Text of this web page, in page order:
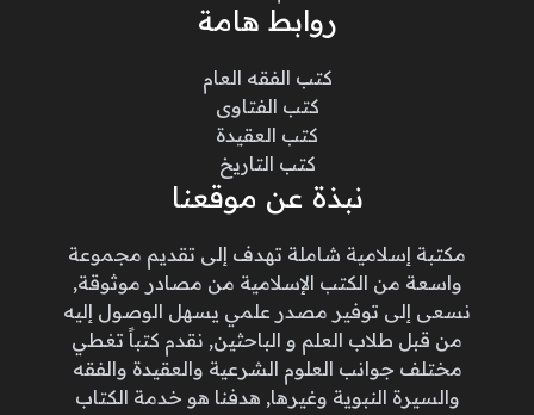
روابط هامة
كتب الفقه العام
كتب الفتاوى
كتب العقيدة
كتب التاريخ
نبذة عن موقعنا
مكتبة إسلامية شاملة تهدف إلى تقديم مجموعة
واسعة من الكتب الإسلامية من مصادر موثوقة,
نسعى إلى توفير مصدر علمي يسهل الوصول إليه
من قبل طلاب العلم و الباحثين, نقدم كتباً تغطي
مختلف جوانب العلوم الشرعية والعقيدة والفقه
والسيرة النبوية وغيرها, هدفنا هو خدمة الكتاب